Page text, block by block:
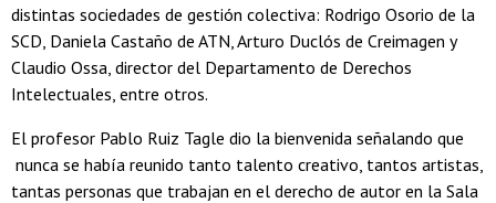
distintas sociedades de gestión colectiva: Rodrigo Osorio de la
SCD, Daniela Castaño de ATN, Arturo Duclós de Creimagen y
Claudio Ossa, director del Departamento de Derechos
Intelectuales, entre otros.
El profesor Pablo Ruiz Tagle dio la bienvenida señalando que
nunca se había reunido tanto talento creativo, tantos artistas,
tantas personas que trabajan en el derecho de autor en la Sala